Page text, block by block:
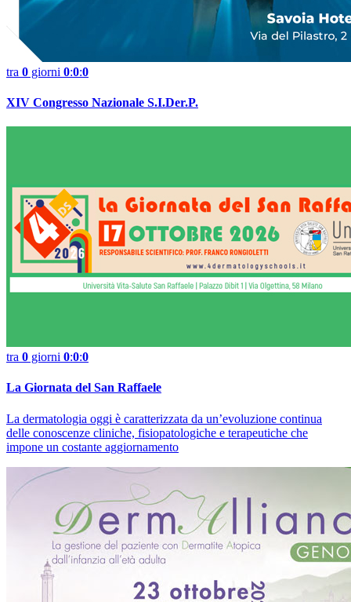
tra 0 giorni 0:0:0
XIV Congresso Nazionale S.I.Der.P.
tra 0 giorni 0:0:0
La Giornata del San Raffaele
La dermatologia oggi è caratterizzata da un’evoluzione continua
delle conoscenze cliniche, fisiopatologiche e terapeutiche che
impone un costante aggiornamento